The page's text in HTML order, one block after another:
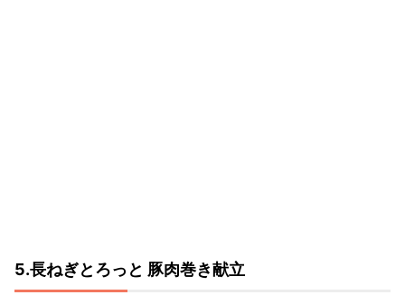
5.長ねぎとろっと 豚肉巻き献立